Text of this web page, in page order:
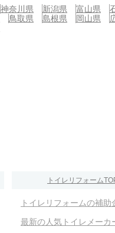
神奈川県 新潟県 富山県
鳥取県 島根県 岡山県
トイレリフォーム
トイレリフォームの補助
最新の人気トイレメーカ